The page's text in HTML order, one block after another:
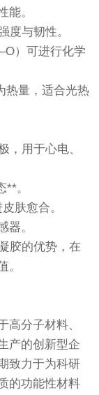
能。
度与韧性。
）可进行化学
热量，适合光热
，用于心电、
。
肤愈合。
器。
胶的优势，在
。
高分子材料、
产的创新型企
致力于为科研
的功能性材料